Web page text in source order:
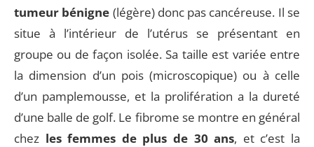
tumeur bénigne (légère) donc pas cancéreuse. Il se
situe à l’intérieur de l’utérus se présentant en
groupe ou de façon isolée. Sa taille est variée entre
la dimension d’un pois (microscopique) ou à celle
d’un pamplemousse, et la prolifération a la dureté
d’une balle de golf. Le fibrome se montre en général
chez les femmes de plus de 30 ans, et c’est la